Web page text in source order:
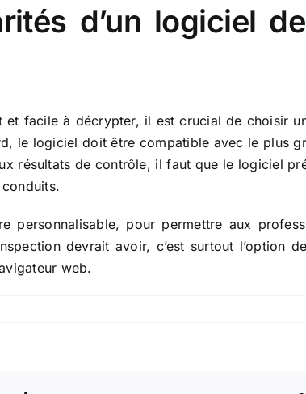
d’un logiciel
et facile à décrypter, il est crucial de choisir
le logiciel doit être compatible avec le plus
résultats de contrôle, il faut que le logiciel
pour permettre aux
devrait avoir, c’est surtout l’option
web.